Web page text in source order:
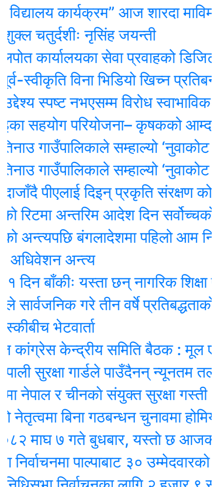
कार्यक्रम” आज शारदा माविमा,
नृसिंह जयन्ती
सेवा प्रवाहको डिजिटल
विना भिडियो खिच्न प्रतिबन्ध
स्पष्ट नभएसम्म विरोध स्वाभाविकः
परियोजना– कृषकको आम्दानी र
गाउँपालिकाले सम्हाल्यो ‘नुवाकोट
गाउँपालिकाले सम्हाल्यो ‘नुवाकोट
पीएलाई दिइन् प्रकृति संरक्षण कोषको
अन्तरिम आदेश दिन सर्वोच्चको
बंगलादेशमा पहिलो आम
अन्त्य
बाँकीः यस्ता छन् नागरिक शिक्षा
गरे तीन वर्षे प्रतिबद्धताको
भेटवार्ता
केन्द्रीय समिति बैठक : मूल
सुरक्षा गार्डले पाउँदैनन् न्यूनतम तलब !
र चीनकाे संयुक्त सुरक्षा गस्ती
बिना गठबन्धन चुनावमा होमियो
७ गते बुधबार, यस्ताे छ आजको
पाल्पाबाट ३० उम्मेदवारको